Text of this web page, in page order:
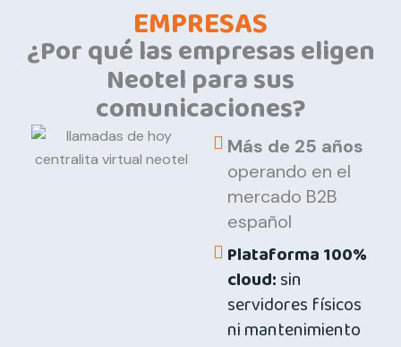
EMPRESAS
¿Por qué las empresas eligen
Neotel para sus
comunicaciones?
Más de 25 años
operando en el
mercado B2B
español
Plataforma 100%
cloud:sin
servidores físicos
ni mantenimiento